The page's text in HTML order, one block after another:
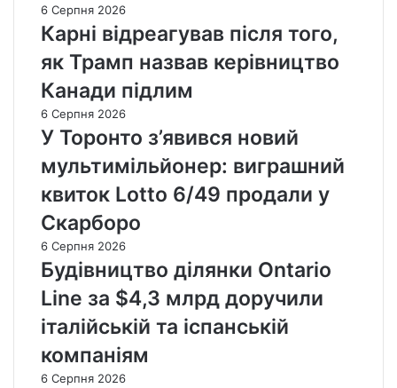
6 Серпня 2026
Карні відреагував після того,
як Трамп назвав керівництво
Канади підлим
6 Серпня 2026
У Торонто з’явився новий
мультимільйонер: виграшний
квиток Lotto 6/49 продали у
Скарборо
6 Серпня 2026
Будівництво ділянки Ontario
Line за $4,3 млрд доручили
італійській та іспанській
компаніям
6 Серпня 2026